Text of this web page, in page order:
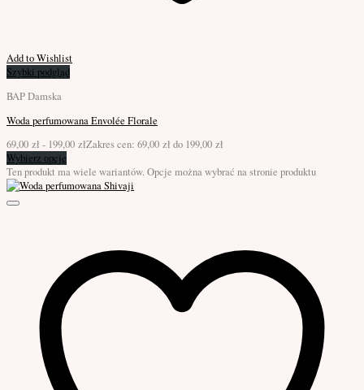
Add to Wishlist
Szybki podgląd
BAP Damska
Woda perfumowana Envolée Florale
69,00 zł - 199,00 złZakres cen: 69,00 zł do 199,00 zł
Wybierz opcje
Ten produkt ma wiele wariantów. Opcje można wybrać na stronie produktu